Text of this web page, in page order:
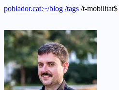
poblador.cat:~/blog /tags /t-mobilitat$